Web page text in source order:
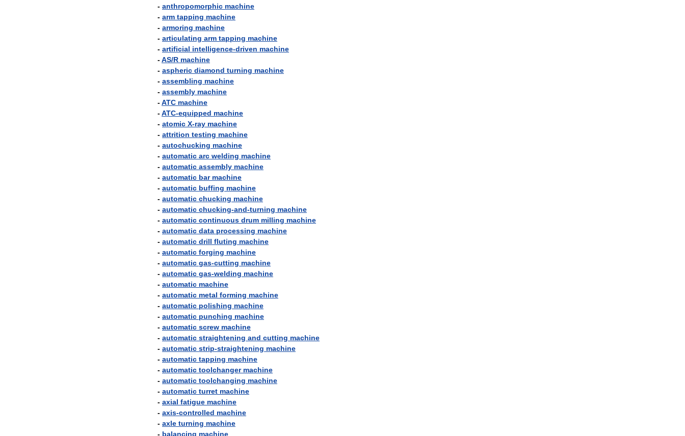
- anthropomorphic machine
- arm tapping machine
- armoring machine
- articulating arm tapping machine
- artificial intelligence-driven machine
-AS/R machine
- aspheric diamond turning machine
- assembling machine
- assembly machine
-ATC machine
-ATC-equipped machine
- atomic X-ray machine
- attrition testing machine
- autochucking machine
- automatic arc welding machine
- automatic assembly machine
- automatic bar machine
- automatic buffing machine
- automatic chucking machine
- automatic chucking-and-turning machine
- automatic continuous drum milling machine
- automatic data processing machine
- automatic drill fluting machine
- automatic forging machine
- automatic gas-cutting machine
- automatic gas-welding machine
- automatic machine
- automatic metal forming machine
- automatic polishing machine
- automatic punching machine
- automatic screw machine
- automatic straightening and cutting machine
- automatic strip-straightening machine
- automatic tapping machine
- automatic toolchanger machine
- automatic toolchanging machine
- automatic turret machine
- axial fatigue machine
- axis-controlled machine
- axle turning machine
- balancing machine